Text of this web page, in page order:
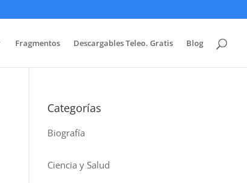
Fragmentos Descargables Teleo. Gratis Blog
Categorías
Biografía
Ciencia y Salud